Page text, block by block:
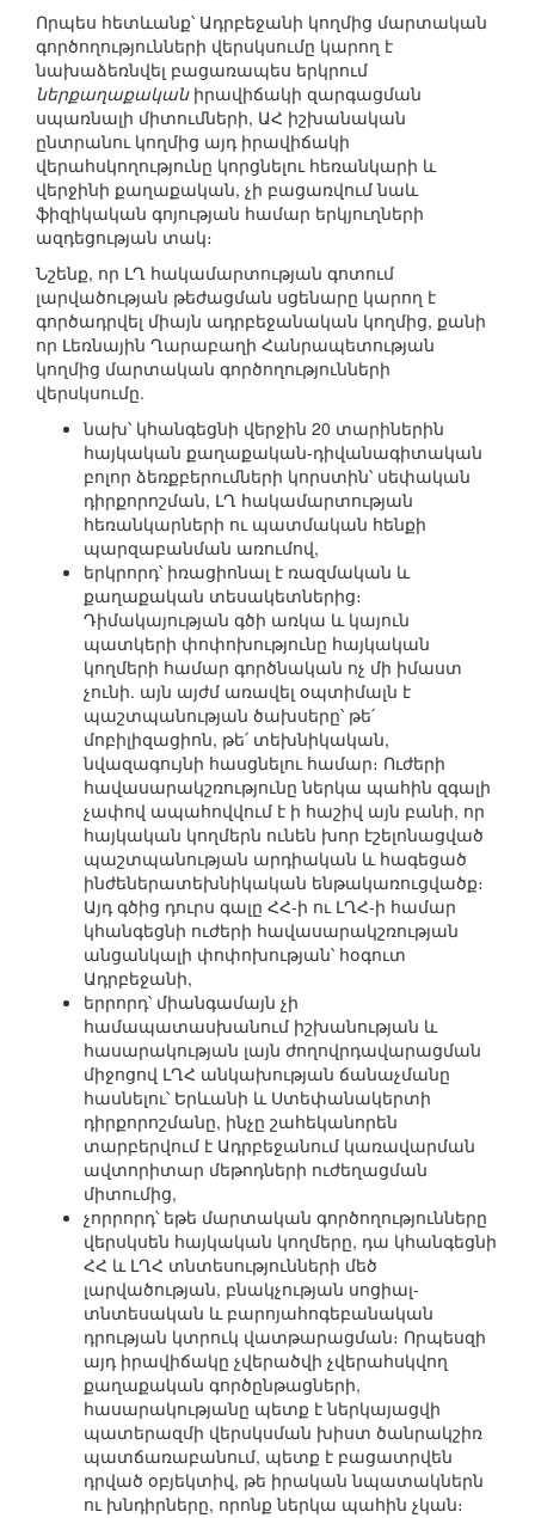
Որպես հետևանք՝ Ադրբեջանի կողմից մարտական
գործողությունների վերսկսումը կարող է
նախաձեռնվել բացառապես երկրում
ներքաղաքականիրավիճակի զարգացման
սպառնալի միտումների, ԱՀ իշխանական
ընտրանու կողմից այդ իրավիճակի
վերահսկողությունը կորցնելու հեռանկարի և
վերջինի քաղաքական, չի բացառվում նաև
ֆիզիկական գոյության համար երկյուղների
ազդեցության տակ։
Նշենք, որ ԼՂ հակամարտության գոտում
լարվածության թեժացման սցենարը կարող է
գործադրվել միայն ադրբեջանական կողմից, քանի
որ Լեռնային Ղարաբաղի Հանրապետության
կողմից մարտական գործողությունների
վերսկսումը.
նախ՝ կհանգեցնի վերջին 20 տարիներին
հայկական քաղաքական-դիվանագիտական
բոլոր ձեռքբերումների կորստին՝ սեփական
դիրքորոշման, ԼՂ հակամարտության
հեռանկարների ու պատմական հենքի
պարզաբանման առումով,
երկրորդ՝ իռացիոնալ է ռազմական և
քաղաքական տեսակետներից։
Դիմակայության գծի առկա և կայուն
պատկերի փոփոխությունը հայկական
կողմերի համար գործնական ոչ մի իմաստ
չունի. այն այժմ առավել օպտիմալն է
պաշտպանության ծախսերը՝ թե՛
մոբիլիզացիոն, թե՛ տեխնիկական,
նվազագույնի հասցնելու համար։ Ուժերի
հավասարակշռությունը ներկա պահին զգալի
չափով ապահովվում է ի հաշիվ այն բանի, որ
հայկական կողմերն ունեն խոր էշելոնացված
պաշտպանության արդիական և հագեցած
ինժեներատեխնիկական ենթակառուցվածք։
Այդ գծից դուրս գալը ՀՀ-ի ու ԼՂՀ-ի համար
կհանգեցնի ուժերի հավասարակշռության
անցանկալի փոփոխության՝ հօգուտ
Ադրբեջանի,
երրորդ՝ միանգամայն չի
համապատասխանում իշխանության և
հասարակության լայն ժողովրդավարացման
միջոցով ԼՂՀ անկախության ճանաչմանը
հասնելու՝ Երևանի և Ստեփանակերտի
դիրքորոշմանը, ինչը շահեկանորեն
տարբերվում է Ադրբեջանում կառավարման
ավտորիտար մեթոդների ուժեղացման
միտումից,
չորրորդ՝ եթե մարտական գործողությունները
վերսկսեն հայկական կողմերը, դա կհանգեցնի
ՀՀ և ԼՂՀ տնտեսությունների մեծ
լարվածության, բնակչության սոցիալ-
տնտեսական և բարոյահոգեբանական
դրության կտրուկ վատթարացման։ Որպեսզի
այդ իրավիճակը չվերածվի չվերահսկվող
քաղաքական գործընթացների,
հասարակությանը պետք է ներկայացվի
պատերազմի վերսկսման խիստ ծանրակշիռ
պատճառաբանում, պետք է բացատրվեն
դրված օբյեկտիվ, թե իրական նպատակներն
ու խնդիրները, որոնք ներկա պահին չկան։